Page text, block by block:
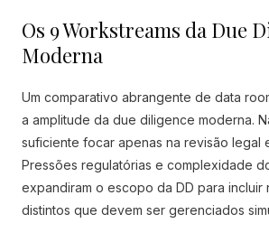
Os 9 Workstreams da Due
Moderna
Um comparativo abrangente de data
a amplitude da due diligence moderna.
suficiente focar apenas na revisão legal
Pressões regulatórias e complexidade
expandiram o escopo da DD para incluir
distintos que devem ser gerenciados